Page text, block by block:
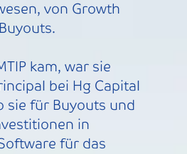
von Growth
kam, war sie
bei Hg Capital
sie für Buyouts und
in
für das